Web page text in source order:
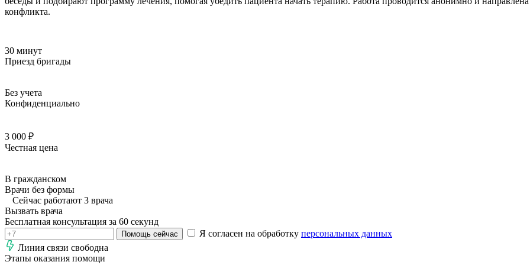
конфликта.
30 минут
Приезд бригады
Без учета
Конфиденциально
3 000 ₽
Честная цена
В гражданском
Врачи без формы
Сейчас работают 3 врача
Вызвать врача
Бесплатная консультация за 60 секунд
Помощь сейчас Я согласен на обработку персональных данных
Линия связи свободна
Этапы оказания помощи